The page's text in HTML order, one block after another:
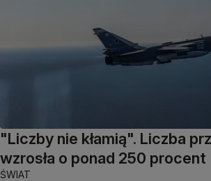
"Liczby nie kłamią". Liczba
wzrosła o ponad 250 procent
ŚWIAT